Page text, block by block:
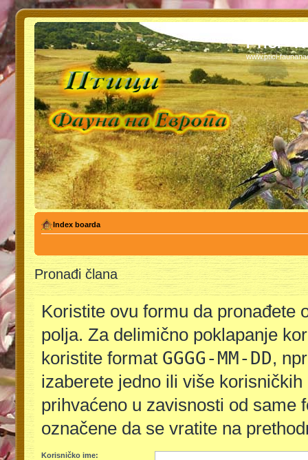
PTICI -
www.ptici-
Index boarda
Pronađi člana
Koristite ovu formu da pronađete
polja. Za delimično poklapanje
koristite format GGGG-MM-DD,
izaberete jedno ili više
prihvaćeno u zavisnosti od same
označene da se vratite na
Korisničko ime: